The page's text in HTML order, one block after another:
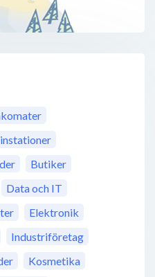
Butiker
Data och IT
Elektronik
Industriföretag
Kosmetika